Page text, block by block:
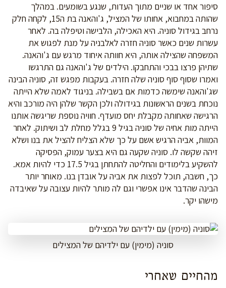
סיפור אחד או שניים מתוך העדות, שנגע בשומעים. במהלך
שהותה במחבוא, אחותו של המציל, ג'והאנה בת ה15, לקחה חלק
נרחב בגידול סוניה. היא האכילה, הלבישה וטיפלה בה. לאחר
עשרות שנים כאשר סוניה חזרה לאלבניה על מנת לפגוש את
המשפחה שהצילה אותה, היא חוותה איחוד מרגש עם ג'והאנה.
שתיהן פרצו בבכי והתחבקו. הילדים של ג'והאנה גם התרגשו
ואמרו שסוף סוף סוניה שלה חזרה. בעקבות מפגש זה, סוניה הבינה
שג'והאנה שימשה כדמות אם בשבילה. בניגוד לאמה שלא הייתה
נוכחת בשנים הראשונות בגידולה ולכן הקשר שלהן היה מורכב והיא
הרגישה שאחותה מקבלת יחס מועדף. חוויה נוספת שריגשה אותנו
הייתה מות אחיה של סוניה בגיל 9 בגלל מחלת לב ושיתוק. לאחר
המוות, אביה הרגיש אשם על כך שלא הצליח להציל את בנו ושלא
זיהה שקשה לו. סוניה שקעה גם היא בצער עמוק, הפסיקה
להשקיע בלימודים והחליטה להתחתן בגיל 17.5 כדי להיות אמא.
כך, חשבה, תוכל לפצות את אביה על אובדן בנו. מאוחר יותר
הבינה שהדבר אינו אפשרי וגם לה מותר להיות עצובה על שאיבדה
מישהו יקר.
סוניה (מימין) עם ילדיהם של המצילים
מהחיים שאחרי